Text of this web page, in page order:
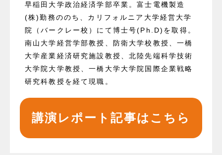
早稲田大学政治経済学部卒業。富士電機製造
(株)勤務ののち、カリフォルニア大学経営大学
院（バークレー校）にて博士号(Ph.D)を取得。
南山大学経営学部教授、防衛大学校教授、一橋
大学産業経済研究施設教授、北陸先端科学技術
大学院大学教授、一橋大学大学院国際企業戦略
研究科教授を経て現職。
講演レポート記事はこちら